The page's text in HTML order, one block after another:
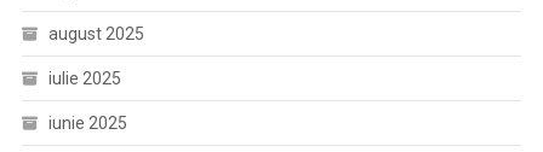
august 2025
iulie 2025
iunie 2025